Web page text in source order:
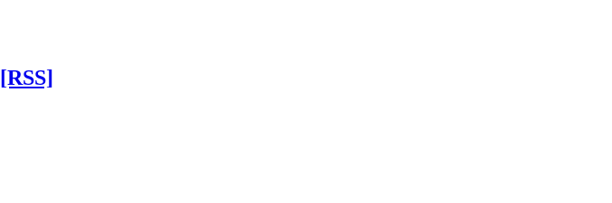
[RSS]